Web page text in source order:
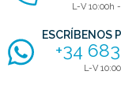
L-V 10:00h
ESCRÍBENOS
+34
L-V